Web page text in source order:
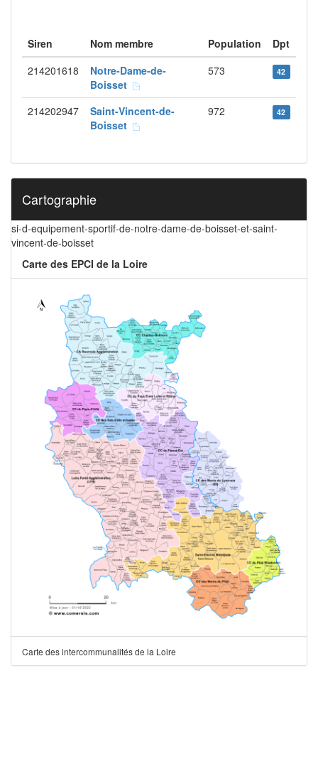
Siren Nom membre Population
Dpt
214201618
Notre-Dame-de-
Boisset
573 42
214202947
Saint-Vincent-de-
Boisset
972 42
Cartographie
si-d-equipement-sportif-de-notre-dame-de-boisset-et-saint-
vincent-de-boisset
Carte des EPCI de la Loire
Carte des intercommunalités de la Loire